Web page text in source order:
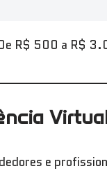
R$ 500 a R$
e